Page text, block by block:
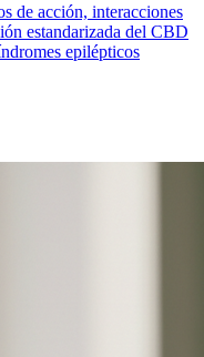
de acción, interacciones
estandarizada del CBD
epilépticos